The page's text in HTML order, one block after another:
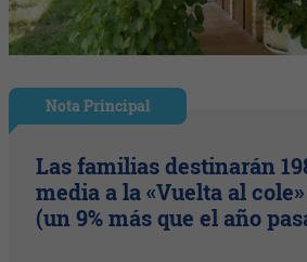
Nota Principal
Las familias destinarán
media a la «Vuelta al
(un 9% más que el año